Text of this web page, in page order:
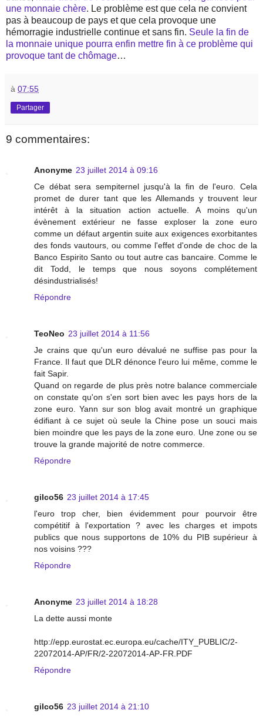
une monnaie chère. Le problème est que cela ne convient
pas à beaucoup de pays et que cela provoque une
hémorragie industrielle continue et sans fin. Seule la fin de
la monnaie unique pourra enfin mettre fin à ce problème qui
provoque tant de chômage…
à 07:55
Partager
9 commentaires:
Anonyme 23 juillet 2014 à 09:16
Ce débat sera sempiternel jusqu'à la fin de l'euro. Cela
promet de durer tant que les Allemands y trouvent leur
intérêt à la situation action actuelle. A moins qu'un
évènement extérieur ne fasse exploser la zone euro
comme un défaut argentin suite aux exigences exorbitantes
des fonds vautours, ou comme l'effet d'onde de choc de la
Banco Espirito Santo ou tout autre cas bancaire. Comme le
dit Todd, le temps que nous soyons complétement
désindustrialisés!
Répondre
TeoNeo 23 juillet 2014 à 11:56
Je crains que qu'un euro dévalué ne suffise pas pour la
France. Il faut que DLR dénonce l'euro lui même, comme le
fait Sapir.
Quand on regarde de plus près notre balance commerciale
on constate qu'on s'en sort bien avec les pays hors de la
zone euro. Yann sur son blog avait montré un graphique
édifiant à ce sujet où seule la Chine pose un souci mais
bien moindre que les pays de la zone euro. Une zone ou se
trouve la grande majorité de notre commerce.
Répondre
gilco56 23 juillet 2014 à 17:45
l'euro trop cher, bien évidemment pour pourvoir être
compétitif à l'exportation ? avec les charges et impots
publics que nous supportons de 10% du PIB supérieur à
nos voisins ???
Répondre
Anonyme 23 juillet 2014 à 18:28
La dette aussi monte
http://epp.eurostat.ec.europa.eu/cache/ITY_PUBLIC/2-
22072014-AP/FR/2-22072014-AP-FR.PDF
Répondre
gilco56 23 juillet 2014 à 21:10